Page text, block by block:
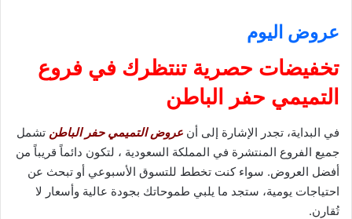
عروض اليوم
تخفيضات حصرية تنتظرك في فروع
التميمي حفر الباطن
في البداية، تجدر الإشارة إلى أن عروض التميمي حفر الباطن تشمل
جميع الفروع المنتشرة في المملكة السعودية ، لتكون دائماً قريباً من
أفضل العروض. سواء كنت تخطط للتسوق الأسبوعي أو تبحث عن
احتياجات يومية، ستجد ما يلبي طموحاتك بجودة عالية وأسعار لا
تُقارن.